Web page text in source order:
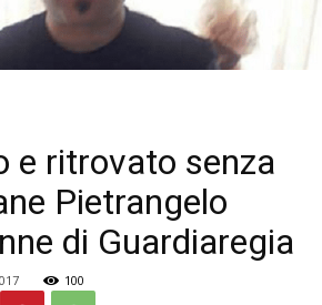
e ritrovato senza
Pietrangelo
di Guardiaregia
100